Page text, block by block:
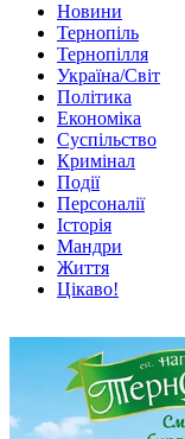
Новини
Тернопіль
Тернопілля
Україна/Світ
Політика
Економіка
Суспільство
Кримінал
Події
Персоналії
Історія
Мандри
Життя
Цікаво!